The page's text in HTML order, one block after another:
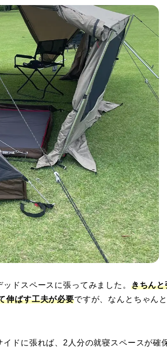
ドスペースに張ってみました。 きちんと
伸ばす工夫が必要ですが、なんとちゃん
ドに張れば、2人分の就寝スペースが確